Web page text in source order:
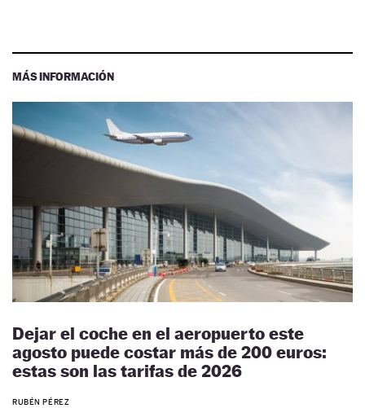
MÁS INFORMACIÓN
Dejar el coche en el aeropuerto este
agosto puede costar más de 200 euros:
estas son las tarifas de 2026
RUBÉN PÉREZ